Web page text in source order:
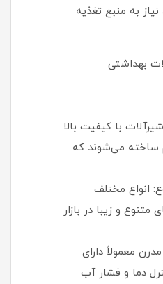
به منبع تغذیه
بهداشتی
با کیفیت بالا
ساخته می‌شوند که
انواع مختلف
و زیبا در بازار
معمولاً دارای
دما و فشار آب